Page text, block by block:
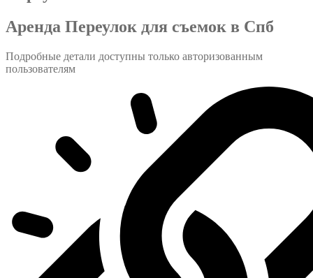
Аренда Переулок для съемок в Спб
Подробные детали доступны только авторизованным
пользователям